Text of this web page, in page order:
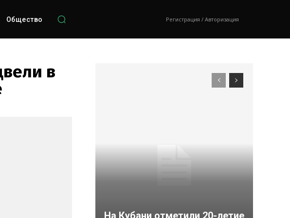
Общество Регистрация / Авторизация
в
На Кубани отметили 20-летие